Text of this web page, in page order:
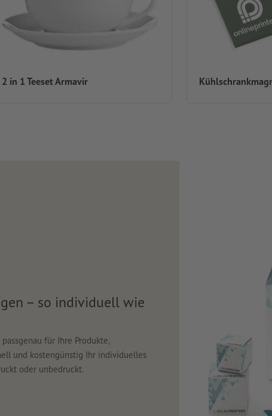
2 in 1 Teeset Armavir
– so individuell wie
für Ihre Produkte,
und kostengünstig Ihr individuelles
oder unbedruckt.